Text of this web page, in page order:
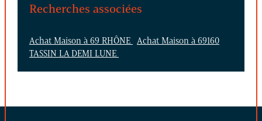
Recherches associées
Achat Maison à 69 RHÔNE
Achat Maison à 69160
TASSIN LA DEMI LUNE